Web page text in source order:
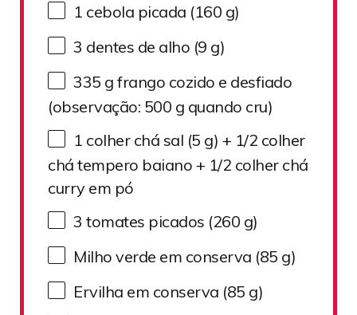
1 cebola picada (160 g)
3 dentes de alho (9 g)
335 g frango cozido e desfiado
(observação: 500 g quando cru)
1 colher chá sal (5 g) + 1/2 colher
chá tempero baiano + 1/2 colher chá
curry em pó
3 tomates picados (260 g)
Milho verde em conserva (85 g)
Ervilha em conserva (85 g)